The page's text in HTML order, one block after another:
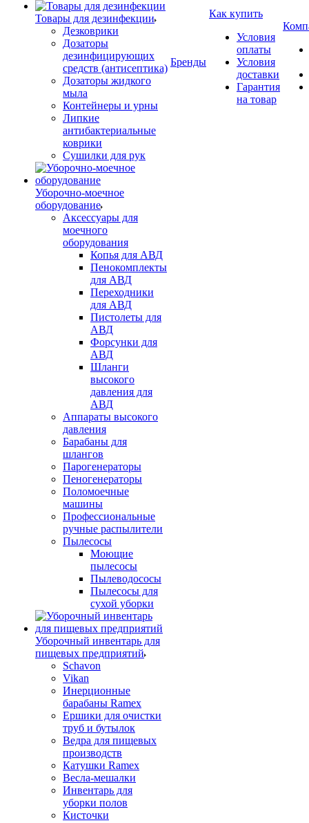
Товары для дезинфекции
Дезковрики
Дозаторы
дезинфицирующих
средств (антисептика)
Дозаторы жидкого
мыла
Контейнеры и урны
Липкие
антибактериальные
коврики
Сушилки для рук
Уборочно-моечное
оборудование
Аксессуары для
моечного
оборудования
Копья для АВД
Пенокомплекты
для АВД
Переходники
для АВД
Пистолеты для
АВД
Форсунки для
АВД
Шланги
высокого
давления для
АВД
Аппараты высокого
давления
Барабаны для
шлангов
Парогенераторы
Пеногенераторы
Поломоечные
машины
Профессиональные
ручные распылители
Пылесосы
Моющие
пылесосы
Пылеводососы
Пылесосы для
сухой уборки
Уборочный инвентарь для
пищевых предприятий
Schavon
Vikan
Инерционные
барабаны Ramex
Ершики для очистки
труб и бутылок
Ведра для пищевых
производств
Катушки Ramex
Весла-мешалки
Инвентарь для
уборки полов
Кисточки
Бренды
Как купить
Условия
оплаты
Условия
доставки
Гарантия
на товар